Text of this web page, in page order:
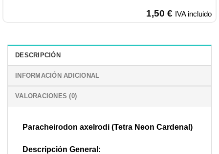
1,50 € IVA incluido
DESCRIPCIÓN
INFORMACIÓN ADICIONAL
VALORACIONES (0)
Paracheirodon axelrodi (Tetra Neon Cardenal)
Descripción General: